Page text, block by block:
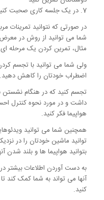
7. در یک جلسه کاری صحبت کنید
در صورتی که نتوانید تمرینات
شما می توانید از روش در
مثال، تمرین کردن یک مرحله
ولی شما می توانید با تجسم
اضطراب خودتان را کاهش دهید.
تجسم کنید که در هنگام
داشت و در مورد نحوه کنترل
هواپیما فکر کنید.
همچنین شما می توانید
توانید ماشین خودتان را در
بتوانید هواپیما ها و بلند شدن
به دست آوردن اطلاعات بیشتر در
آنها می تواند به شما کمک کند
کنید.